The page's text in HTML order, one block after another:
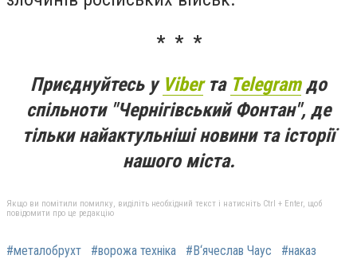
* * *
Приєднуйтесь у Viberта Telegramдо
спільноти "Чернігівський Фонтан", де
тільки найактульніші новини та історії
нашого міста.
Якщо ви помітили помилку, виділіть необхідний текст і натисніть Ctrl + Enter, щоб
повідомити про це редакцію
#металобрухт #ворожа техніка #В‘ячеслав Чаус #наказ